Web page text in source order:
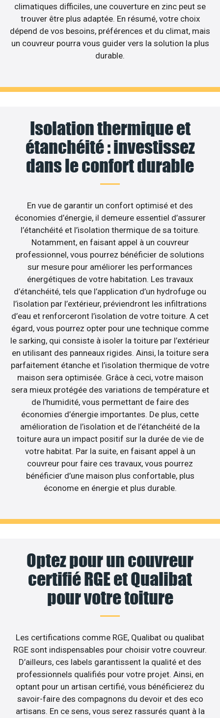
climatiques difficiles, une couverture en zinc peut se
trouver être plus adaptée. En résumé, votre choix
dépend de vos besoins, préférences et du climat, mais
un couvreur pourra vous guider vers la solution la plus
durable.
Isolation thermique et
étanchéité : investissez
dans le confort durable
En vue de garantir un confort optimisé et des
économies d’énergie, il demeure essentiel d’assurer
l’étanchéité et l’isolation thermique de sa toiture.
Notamment, en faisant appel à un couvreur
professionnel, vous pourrez bénéficier de solutions
sur mesure pour améliorer les performances
énergétiques de votre habitation. Les travaux
d’étanchéité, tels que l’application d’un hydrofuge ou
l’isolation par l’extérieur, préviendront les infiltrations
d’eau et renforceront l’isolation de votre toiture. A cet
égard, vous pourrez opter pour une technique comme
le sarking, qui consiste à isoler la toiture par l’extérieur
en utilisant des panneaux rigides. Ainsi, la toiture sera
parfaitement étanche et l’isolation thermique de votre
maison sera optimisée. Grâce à ceci, votre maison
sera mieux protégée des variations de température et
de l’humidité, vous permettant de faire des
économies d’énergie importantes. De plus, cette
amélioration de l’isolation et de l’étanchéité de la
toiture aura un impact positif sur la durée de vie de
votre habitat. Par la suite, en faisant appel à un
couvreur pour faire ces travaux, vous pourrez
bénéficier d’une maison plus confortable, plus
économe en énergie et plus durable.
Optez pour un couvreur
certifié RGE et Qualibat
pour votre toiture
Les certifications comme RGE, Qualibat ou qualibat
RGE sont indispensables pour choisir votre couvreur.
D’ailleurs, ces labels garantissent la qualité et des
professionnels qualifiés pour votre projet. Ainsi, en
optant pour un artisan certifié, vous bénéficierez du
savoir-faire des compagnons du devoir et des eco
artisans. En ce sens, vous serez rassurés quant à la